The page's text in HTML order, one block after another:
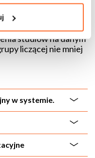
studiów na danym
liczącej nie mniej
w systemie.